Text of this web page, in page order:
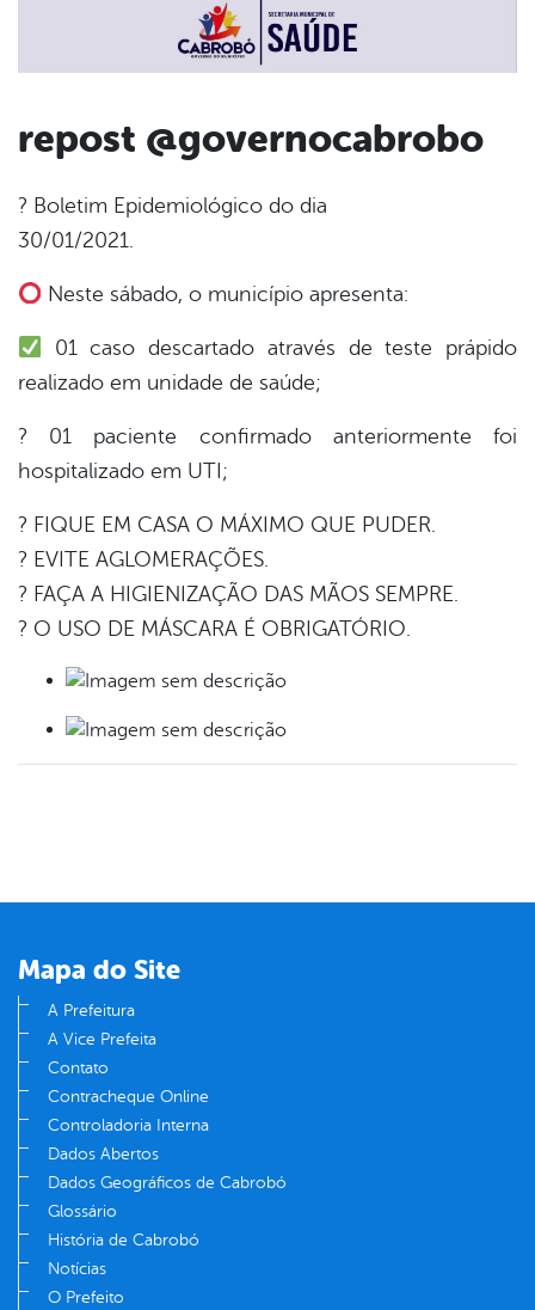
repost @governocabrobo
? Boletim Epidemiológico do dia
30/01/2021.
Neste sábado, o município apresenta:
01 caso descartado através de teste prápido
realizado em unidade de saúde;
? 01 paciente confirmado anteriormente foi
hospitalizado em UTI;
? FIQUE EM CASA O MÁXIMO QUE PUDER.
? EVITE AGLOMERAÇÕES.
? FAÇA A HIGIENIZAÇÃO DAS MÃOS SEMPRE.
? O USO DE MÁSCARA É OBRIGATÓRIO.
Mapa do Site
A Prefeitura
A Vice Prefeita
Contato
Contracheque Online
Controladoria Interna
Dados Abertos
Dados Geográficos de Cabrobó
Glossário
História de Cabrobó
Notícias
O Prefeito